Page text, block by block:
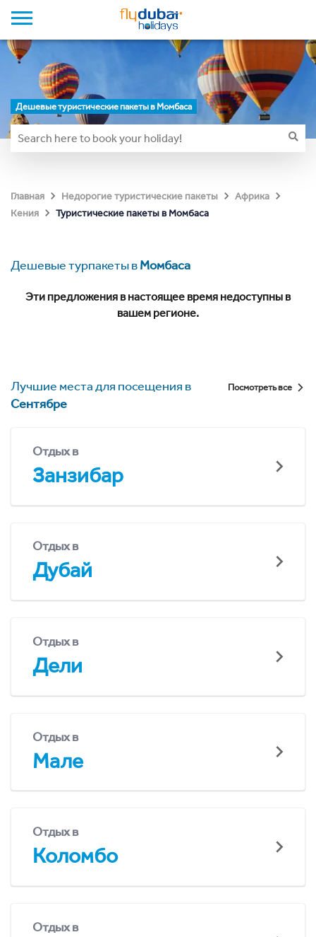
Дешевые туристические пакеты в Момбаса
Главная Недорогие туристические пакеты
Африка
Кения
Туристические пакеты в Момбаса
Дешевые турпакеты вМомбаса
Эти предложения в настоящее время недоступны в
вашем регионе.
Лучшие места для посещения в
Сентябре
Посмотреть все
Отдых в
Занзибар
Отдых в
Дубай
Отдых в
Дели
Отдых в
Мале
Отдых в
Коломбо
Отдых в